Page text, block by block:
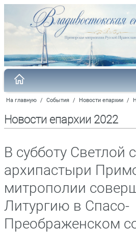
На главную / События / Новости епархии /
Новости епархии 2022
В субботу Светлой
архипастыри
митрополии
Литургию в Спасо-
Преображенском